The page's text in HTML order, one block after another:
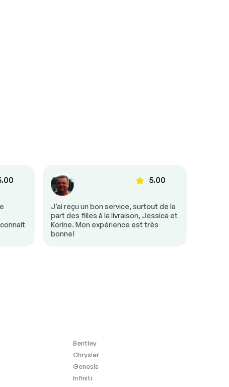
5.00
J’ai reçu un bon service, surtout de la
part des filles à la livraison, Jessica et
Korine. Mon expérience est très
bonne!
Bentley
Chrysler
Genesis
Infiniti